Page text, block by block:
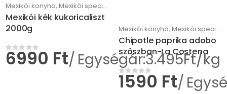
Mexikói konyha,Mexikói specialitások
Mexikói kék kukoricaliszt
2000g
0az 5-ből
6990 Ft Egységár:3.495Ft/kg
Mexikói konyha, Mexikói specialitások
Chipotle paprika adobo
szószban-La Costena
0 az 5-ből
1590 Ft